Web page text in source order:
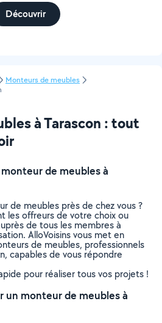
Découvrir
Monteurs de meubles
à Tarascon : tout
de meubles à
de meubles près de chez vous ?
les offreurs de votre choix ou
de tous les membres à
AlloVoisins vous met en
de meubles, professionnels
capables de vous répondre
pour réaliser tous vos projets !
un monteur de meubles à